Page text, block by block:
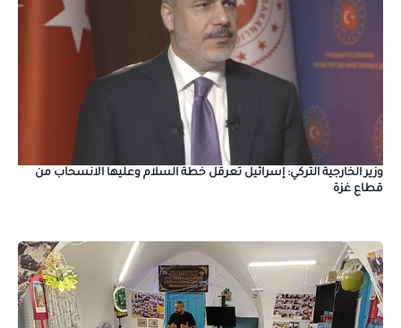
وزير الخارجية التركي: إسرائيل تعرقل خطة السلام وعليها الانسحاب من
قطاع غزة